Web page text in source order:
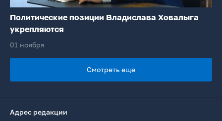
Политические позиции Владислава Ховалыга
укрепляются
01 ноября
Смотреть еще
Адрес редакции